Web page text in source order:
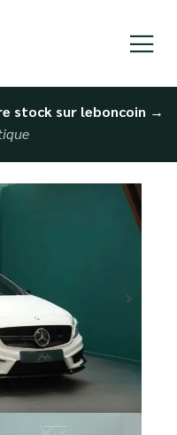
stock sur leboncoin →